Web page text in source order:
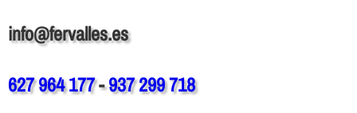
info@fervalles.es
627 964 177-937 299 718